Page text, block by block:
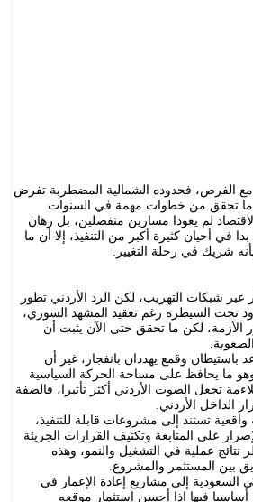
مع الفرص، فحدوده الشمالية المضطربة تفرض
ما تحقق من خطوات مهمة في السنوات
لم يعودا مسارين منفصلين، بل رهان
في أحيان كثيرة أكبر من التنفيذ، إلا أن ما
شريك في رحلة التغيير.
شبكات التهريب، لكن الرد الأردني تطور
تحت السيطرة رغم تعقيد المشهد السوري،
الأزمة، لكن ما تحقق حتى الآن يثبت أن
باستيطان وقمع يهددان بانفجار، غير أن
وهو ما يحافظ على مساحة الحركة السياسية
تجعل الصوت الأردني أكثر تأثيرا، فالضفة
الأردني.
تستند إلى مشروعات قابلة للتنفيذ،
على المتابعة وتكثيف القرارات الجريئة
نتائج عملية في التشغيل والنمو، وهذه
بين المستثمر والمشروع.
السعودية إلى مشاريع إعادة الإعمار في
فيها إذا أحسن استثمار موقعه